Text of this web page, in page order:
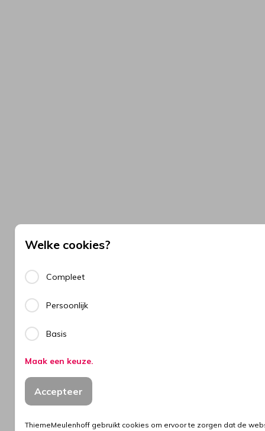
Welke cookies?
Compleet
Persoonlijk
Basis
Maak een keuze.
Accepteer
ThiemeMeulenhoff gebruikt cookies om ervoor te zorgen dat de